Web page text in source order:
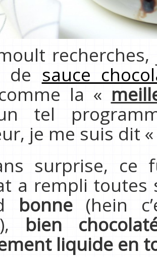
de sauce
la «
tel
je me suis dit
surprise, ce
a rempli
bonne(hein
bien
liquide en